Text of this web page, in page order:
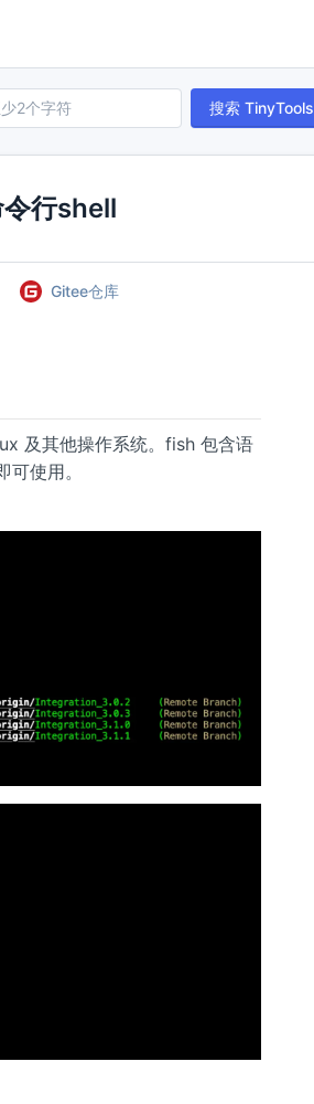
搜索 TinyTools
行shell
Gitee仓库
及其他操作系统。fish 包含语
使用。